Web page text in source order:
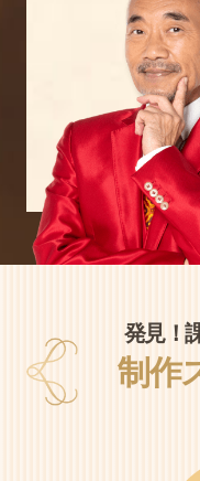
発見！
制作